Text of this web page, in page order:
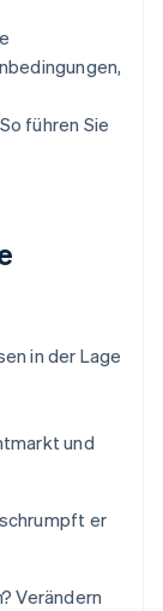
führen Sie
in der Lage
und
er
Verändern